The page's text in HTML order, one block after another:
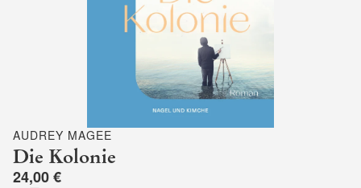
AUDREY MAGEE
Die Kolonie
24,00 €